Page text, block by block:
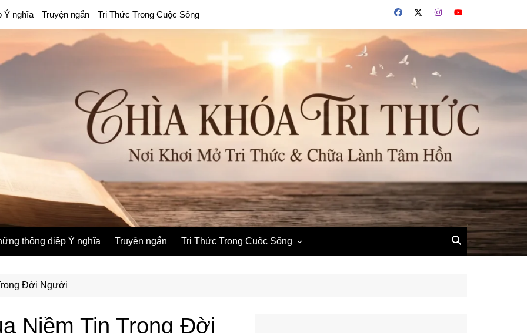
Ý nghĩa Truyện ngắn Tri Thức Trong Cuộc Sống
thông điệp Ý nghĩa Truyện ngắn Tri Thức Trong Cuộc Sống
Đời Người
Niềm Tin Trong Đời